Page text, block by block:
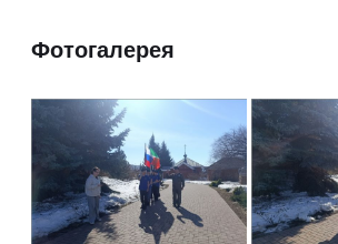
Фотогалерея